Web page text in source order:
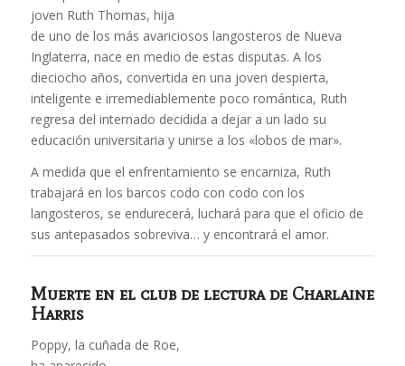
joven Ruth Thomas, hija
de uno de los más avariciosos langosteros de Nueva
Inglaterra, nace en medio de estas disputas. A los
dieciocho años, convertida en una joven despierta,
inteligente e irremediablemente poco romántica, Ruth
regresa del internado decidida a dejar a un lado su
educación universitaria y unirse a los «lobos de mar».
A medida que el enfrentamiento se encarniza, Ruth
trabajará en los barcos codo con codo con los
langosteros, se endurecerá, luchará para que el oficio de
sus antepasados sobreviva… y encontrará el amor.
Muerte en el club de lecturade Charlaine
Harris
Poppy, la cuñada de Roe,